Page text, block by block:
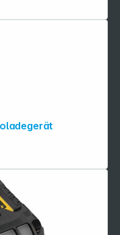
4 DC18SJ Autoladegerät